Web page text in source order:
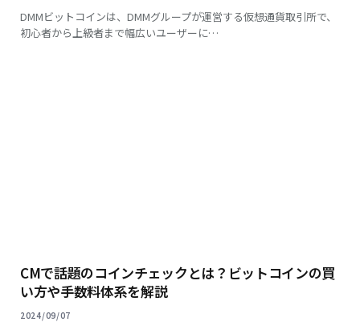
DMMビットコインは、DMMグループが運営する仮想通貨取引所で、
初心者から上級者まで幅広いユーザーに…
CMで話題のコインチェックとは？ビットコインの買
い方や手数料体系を解説
2024/09/07